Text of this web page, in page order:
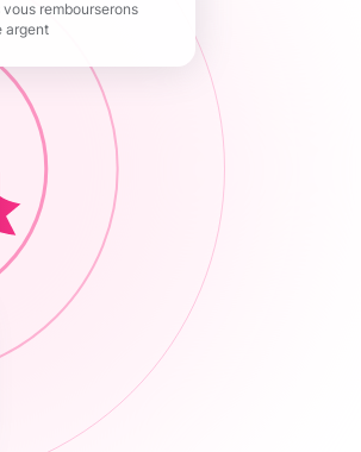
vous rembourserons
argent